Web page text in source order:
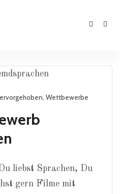
, Wettbewerbe
liebst Sprachen, Du
gern Filme mit